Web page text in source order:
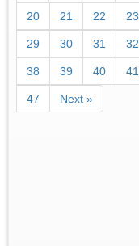
20 21 22 23
29 30 31 32
38 39 40 41
47 Next »